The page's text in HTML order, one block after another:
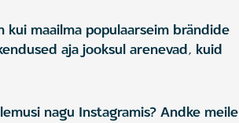
maailma populaarseim brändide
aja jooksul arenevad, kuid
nagu Instagramis? Andke meile